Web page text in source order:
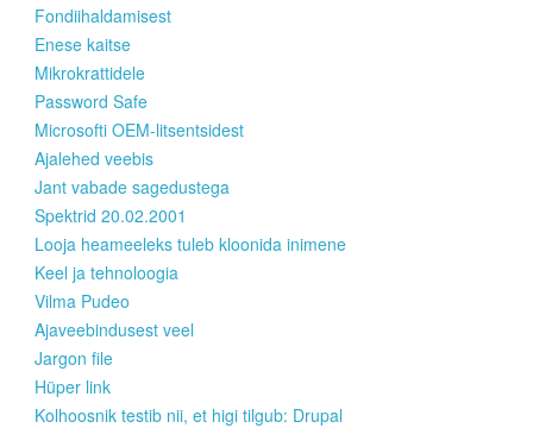
Fondiihaldamisest
Enese kaitse
Mikrokrattidele
Password Safe
Microsofti OEM-litsentsidest
Ajalehed veebis
Jant vabade sagedustega
Spektrid 20.02.2001
Looja heameeleks tuleb kloonida inimene
Keel ja tehnoloogia
Vilma Pudeo
Ajaveebindusest veel
Jargon file
Hüper link
Kolhoosnik testib nii, et higi tilgub: Drupal